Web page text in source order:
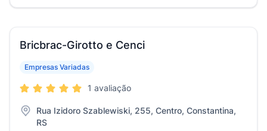
Bricbrac-Girotto e Cenci
Empresas Variadas
1 avaliação
Rua Izidoro Szablewiski, 255, Centro, Constantina,
RS